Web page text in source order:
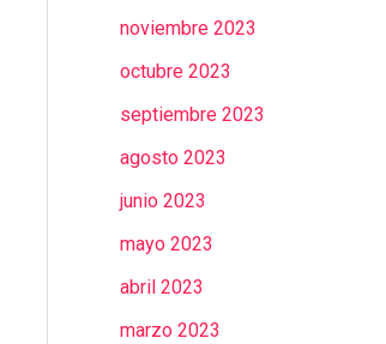
noviembre 2023
octubre 2023
septiembre 2023
agosto 2023
junio 2023
mayo 2023
abril 2023
marzo 2023